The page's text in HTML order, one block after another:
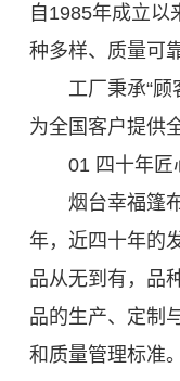
自1985年成立以
种多样、质量可
工厂秉承“顾客
为全国客户提供
01 四十年匠
烟台幸福篷布
年，近四十年的
品从无到有，品
品的生产、定制
和质量管理标准。